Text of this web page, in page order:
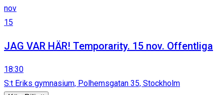
nov
15
JAG VAR HÄR! Temporarity. 15 nov. Offentliga
18:30
S:t Eriks gymnasium, Polhemsgatan 35, Stockholm